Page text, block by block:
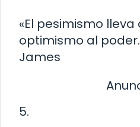
«El pesimismo
optimismo al
James
5.